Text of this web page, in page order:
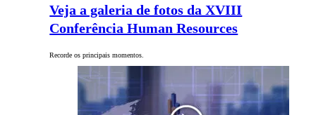
Veja a galeria de fotos da XVIII
Conferência Human Resources
Recorde os principais momentos.